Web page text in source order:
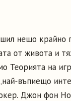
нещо крайно
от живота и
Теорията на
въпиещо
Джон фон